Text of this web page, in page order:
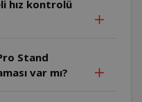
hız kontrolü
Stand
var mı?